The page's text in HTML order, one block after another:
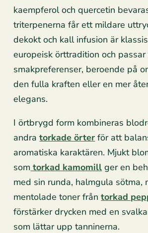
kaempferol och quercetin
triterpenerna får ett mildare
dekokt och kall infusion är
europeisk örttradition och passar
smakpreferenser, beroende på
den fulla kraften eller en mer
elegans.
I örtbrygd form kombineras
andratorkade örter för att
aromatiska karaktären. Mjukt
som torkad kamomill ger en
med sin runda, halmgula sötma,
mentolade toner fråntorkad
förstärker drycken med en
som lättar upp tanninerna.